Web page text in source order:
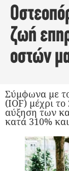
ζωή
οστών
Σύμφωνα με
(IOF) μέχρι
αύξηση των
κατά 310%